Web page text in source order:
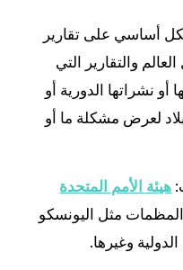
أساسي على تقارير
والتقارير التي
نشراتها الدورية أو
لعرض مشكلة ما أو
هيئة الأمم المتحدة
المظمات مثل اليونسكو
وغيرها.